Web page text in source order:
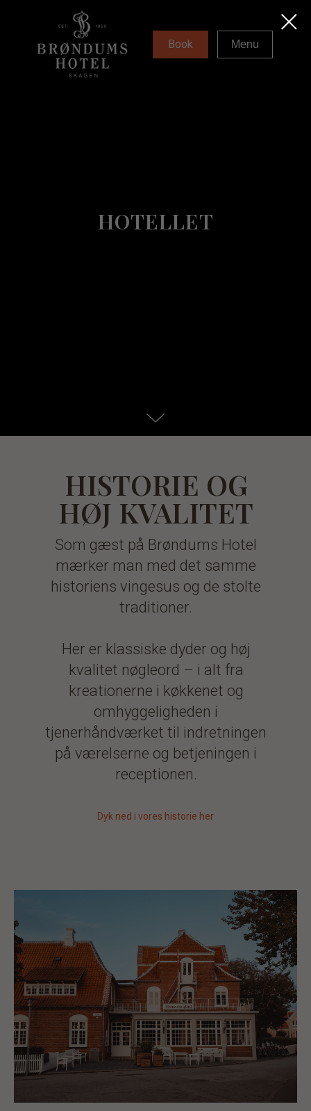
Menu
Book
HOTELLET
HISTORIE OG
HØJ KVALITET
Som gæst på Brøndums Hotel
mærker man med det samme
historiens vingesus og de stolte
traditioner.
Her er klassiske dyder og høj
kvalitet nøgleord – i alt fra
kreationerne i køkkenet og
omhyggeligheden i
tjenerhåndværket til indretningen
på værelserne og betjeningen i
receptionen.
Dyk ned i vores historie her